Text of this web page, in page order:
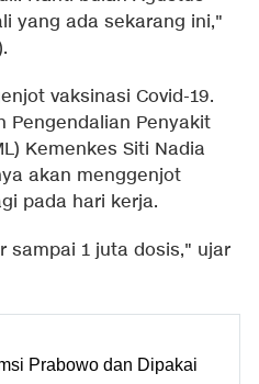
yang ada sekarang ini,"
vaksinasi Covid-19.
Pengendalian Penyakit
Kemenkes Siti Nadia
akan menggenjot
pada hari kerja.
sampai 1 juta dosis," ujar
Prabowo dan Dipakai